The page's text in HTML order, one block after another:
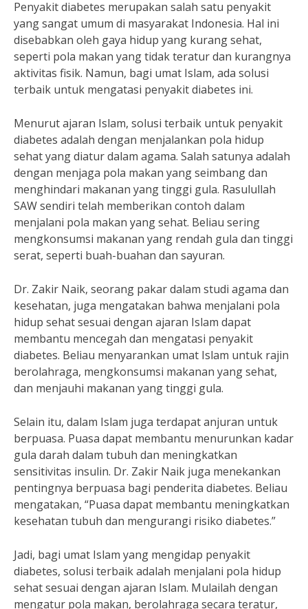
Penyakit diabetes merupakan salah satu penyakit
yang sangat umum di masyarakat Indonesia. Hal ini
disebabkan oleh gaya hidup yang kurang sehat,
seperti pola makan yang tidak teratur dan kurangnya
aktivitas fisik. Namun, bagi umat Islam, ada solusi
terbaik untuk mengatasi penyakit diabetes ini.
Menurut ajaran Islam, solusi terbaik untuk penyakit
diabetes adalah dengan menjalankan pola hidup
sehat yang diatur dalam agama. Salah satunya adalah
dengan menjaga pola makan yang seimbang dan
menghindari makanan yang tinggi gula. Rasulullah
SAW sendiri telah memberikan contoh dalam
menjalani pola makan yang sehat. Beliau sering
mengkonsumsi makanan yang rendah gula dan tinggi
serat, seperti buah-buahan dan sayuran.
Dr. Zakir Naik, seorang pakar dalam studi agama dan
kesehatan, juga mengatakan bahwa menjalani pola
hidup sehat sesuai dengan ajaran Islam dapat
membantu mencegah dan mengatasi penyakit
diabetes. Beliau menyarankan umat Islam untuk rajin
berolahraga, mengkonsumsi makanan yang sehat,
dan menjauhi makanan yang tinggi gula.
Selain itu, dalam Islam juga terdapat anjuran untuk
berpuasa. Puasa dapat membantu menurunkan kadar
gula darah dalam tubuh dan meningkatkan
sensitivitas insulin. Dr. Zakir Naik juga menekankan
pentingnya berpuasa bagi penderita diabetes. Beliau
mengatakan, “Puasa dapat membantu meningkatkan
kesehatan tubuh dan mengurangi risiko diabetes.”
Jadi, bagi umat Islam yang mengidap penyakit
diabetes, solusi terbaik adalah menjalani pola hidup
sehat sesuai dengan ajaran Islam. Mulailah dengan
mengatur pola makan, berolahraga secara teratur,